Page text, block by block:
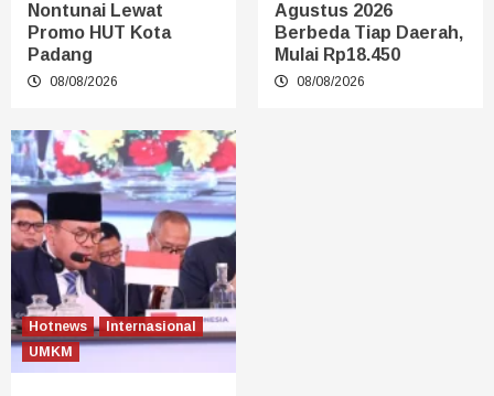
Nontunai Lewat
Promo HUT Kota
Padang
08/08/2026
Agustus 2026
Berbeda Tiap Daerah,
Mulai Rp18.450
08/08/2026
Hotnews
Internasional
UMKM